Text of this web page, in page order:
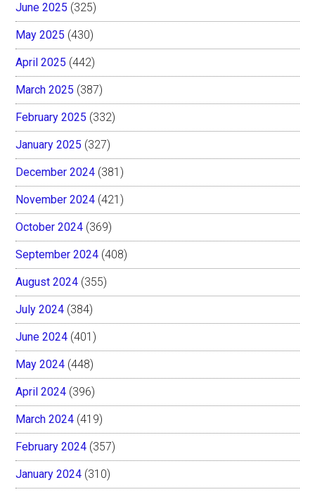
June 2025 (325)
May 2025 (430)
April 2025 (442)
March 2025 (387)
February 2025 (332)
January 2025 (327)
December 2024 (381)
November 2024 (421)
October 2024 (369)
September 2024 (408)
August 2024 (355)
July 2024 (384)
June 2024 (401)
May 2024 (448)
April 2024 (396)
March 2024 (419)
February 2024 (357)
January 2024 (310)